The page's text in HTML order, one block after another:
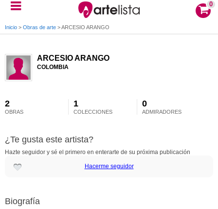
0
Inicio > Obras de arte >ARCESIO ARANGO
ARCESIO ARANGO
COLOMBIA
2
OBRAS
1
COLECCIONES
0
ADMIRADORES
¿Te gusta este artista?
Hazte seguidor y sé el primero en enterarte de su próxima publicación
Hacerme seguidor
Biografía